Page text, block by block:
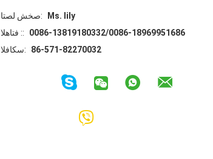
اتصل شخص:
Ms. lily
الهاتف ::
0086-13819180332/0086-18969951686
الفاكس:
86-571-82270032